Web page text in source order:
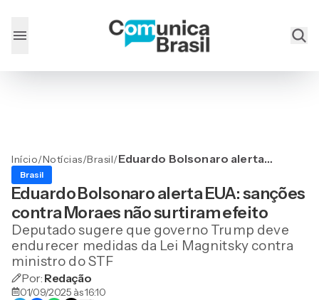
Início/Notícias/Brasil/Eduardo Bolsonaro alerta
Moraes não surtiram
efeito
Brasil
Eduardo Bolsonaro alerta EUA: sanções
contra Moraes não surtiram efeito
Deputado sugere que governo Trump deve
endurecer medidas da Lei Magnitsky contra
ministro do STF
Por: Redação
01/09/2025 às 16:10